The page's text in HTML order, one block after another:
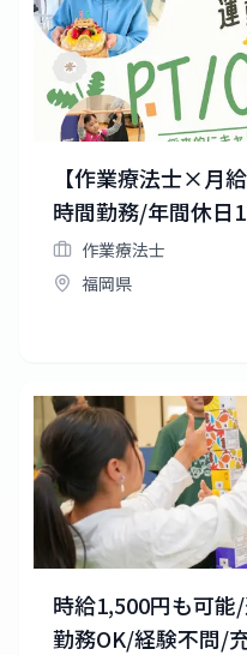
【作業療法士×月
時間勤務/年間休日
祝休み/マイカー通勤
作業療法士
福岡県
時給1,500円も可能
勤務OK/経験不問/